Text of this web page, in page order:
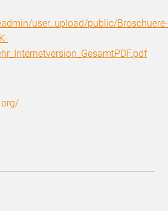
user_upload/public/Broschuere-